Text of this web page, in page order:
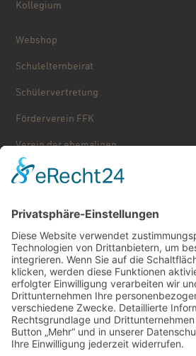
Kollegium
Webshop
Schulelternbeirat
Schülervertretung
Förderverein FFK
Verein der ehemaligen ...
Stolpersteine
Service
Downloads
Schließfächer